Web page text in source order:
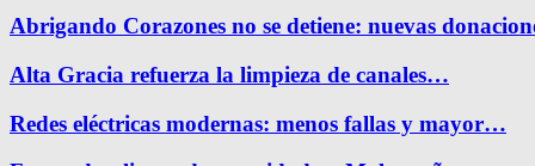
Abrigando Corazones no se detiene: nuevas
Alta Gracia refuerza la limpieza de canales…
Redes eléctricas modernas: menos fallas y mayor…